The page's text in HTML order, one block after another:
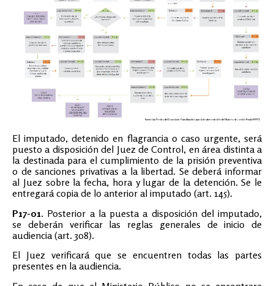
El imputado, detenido en flagrancia o caso urgente, será
puesto a disposición del Juez de Control, en área distinta a
la destinada para el cumplimiento de la prisión preventiva
o de sanciones privativas a la libertad. Se deberá informar
al Juez sobre la fecha, hora y lugar de la detención. Se le
entregará copia de lo anterior al imputado (art. 145).
P17-01. Posterior a la puesta a disposición del imputado,
se deberán verificar las reglas generales de inicio de
audiencia (art. 308).
El Juez verificará que se encuentren todas las partes
presentes en la audiencia.